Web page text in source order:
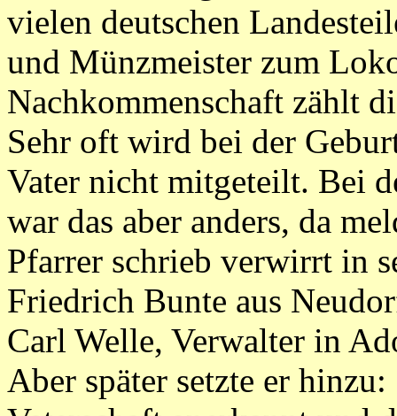
vielen deutschen
und Münzmeister zum
Nachkommenschaft zählt
Sehr oft wird bei der
Vater nicht mitgeteilt. Bei
war das aber anders, da
Pfarrer schrieb verwirrt in
Friedrich Bunte aus
Carl Welle, Verwalter in
Aber später setzte er